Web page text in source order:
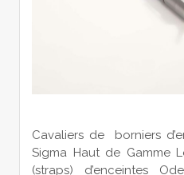
Cavaliers de borniers
Sigma Haut de Gamme
(straps) d’enceintes